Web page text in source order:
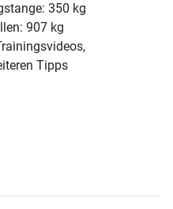
350 kg
907 kg
Tipps